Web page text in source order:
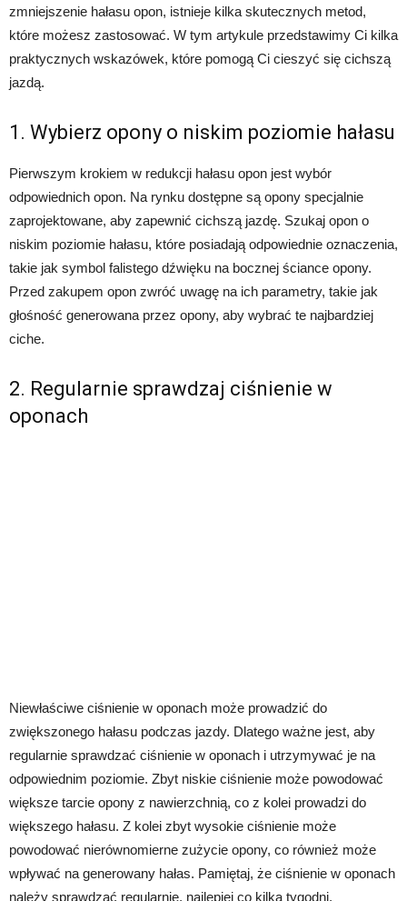
zmniejszenie hałasu opon, istnieje kilka skutecznych metod,
które możesz zastosować. W tym artykule przedstawimy Ci kilka
praktycznych wskazówek, które pomogą Ci cieszyć się cichszą
jazdą.
1. Wybierz opony o niskim poziomie hałasu
Pierwszym krokiem w redukcji hałasu opon jest wybór
odpowiednich opon. Na rynku dostępne są opony specjalnie
zaprojektowane, aby zapewnić cichszą jazdę. Szukaj opon o
niskim poziomie hałasu, które posiadają odpowiednie oznaczenia,
takie jak symbol falistego dźwięku na bocznej ściance opony.
Przed zakupem opon zwróć uwagę na ich parametry, takie jak
głośność generowana przez opony, aby wybrać te najbardziej
ciche.
2. Regularnie sprawdzaj ciśnienie w
oponach
Niewłaściwe ciśnienie w oponach może prowadzić do
zwiększonego hałasu podczas jazdy. Dlatego ważne jest, aby
regularnie sprawdzać ciśnienie w oponach i utrzymywać je na
odpowiednim poziomie. Zbyt niskie ciśnienie może powodować
większe tarcie opony z nawierzchnią, co z kolei prowadzi do
większego hałasu. Z kolei zbyt wysokie ciśnienie może
powodować nierównomierne zużycie opony, co również może
wpływać na generowany hałas. Pamiętaj, że ciśnienie w oponach
należy sprawdzać regularnie, najlepiej co kilka tygodni.